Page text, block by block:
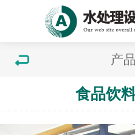
产
食品饮